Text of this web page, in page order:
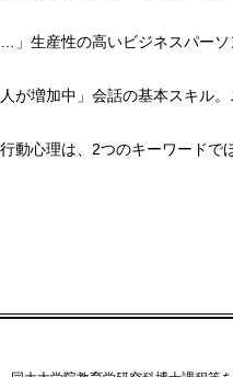
」生産性の高いビジネスパー
が増加中」会話の基本スキル
動心理は、2つのキーワード